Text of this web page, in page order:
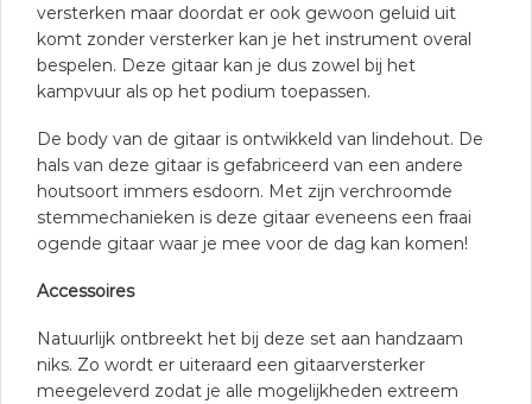
versterken maar doordat er ook gewoon geluid uit
komt zonder versterker kan je het instrument overal
bespelen. Deze gitaar kan je dus zowel bij het
kampvuur als op het podium toepassen.
De body van de gitaar is ontwikkeld van lindehout. De
hals van deze gitaar is gefabriceerd van een andere
houtsoort immers esdoorn. Met zijn verchroomde
stemmechanieken is deze gitaar eveneens een fraai
ogende gitaar waar je mee voor de dag kan komen!
Accessoires
Natuurlijk ontbreekt het bij deze set aan handzaam
niks. Zo wordt er uiteraard een gitaarversterker
meegeleverd zodat je alle mogelijkheden extreem